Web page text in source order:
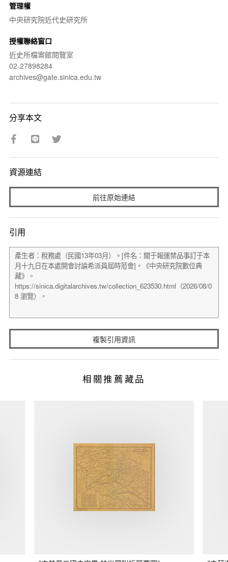
管理權
中央研究院近代史研究所
授權聯絡窗口
近史所檔案館閱覽室
02-27898284
archives@gate.sinica.edu.tw
分享本文
資源連結
前往原始連結
引用
複製引用資訊
相關推薦藏品